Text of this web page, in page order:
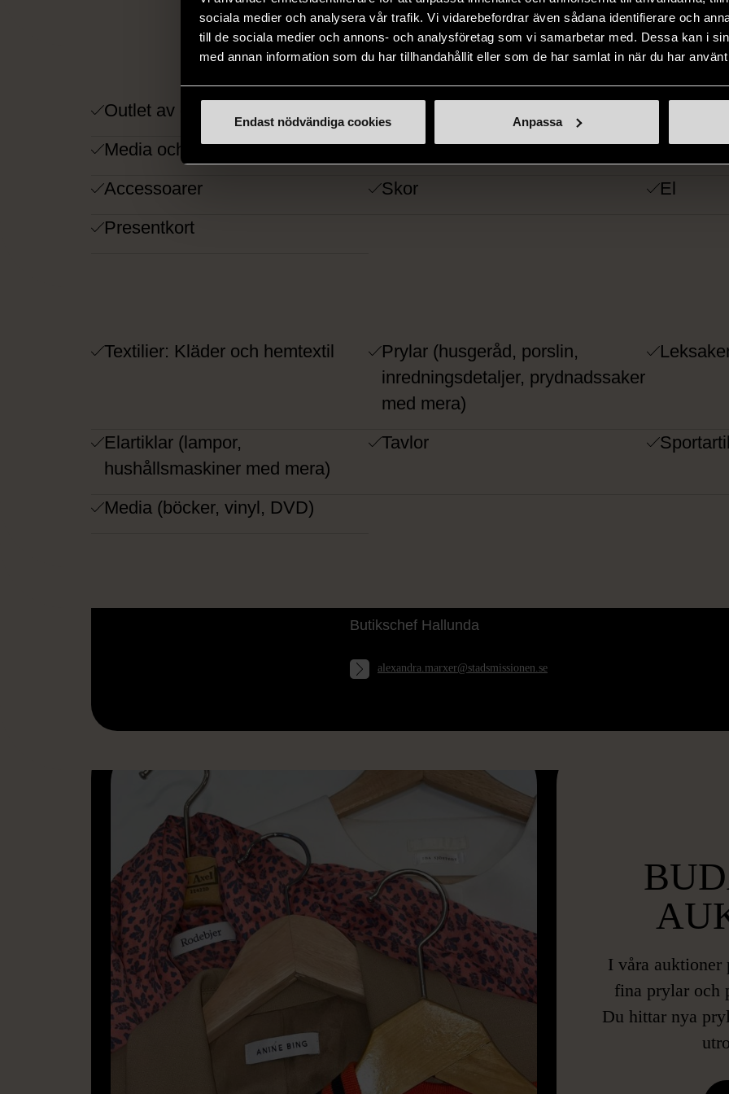
sociala medier och analysera vår trafik. Vi vidarebefordrar även sådana identifierare och
till de sociala medier och annons- och analysföretag som vi samarbetar med. Dessa kan i
med annan information som du har tillhandahållit eller som de har samlat in när du har
Endast nödvändiga cookies Anpassa
HÄR HITTAR
Outlet av dam-, herr-, barnkläder.
Media och böcker
Möbler
Sport
Accessoarer
Skor
El
Presentkort
Textilier: Kläder och hemtextil
Prylar (husgeråd, porslin,
inredningsdetaljer, prydnadssaker
med mera)
Elartiklar (lampor,
hushållsmaskiner med mera)
Tavlor
Media (böcker, vinyl, DVD)
Butikschef Hallunda
alexandra.marxer@stadsmissionen.se
I våra auktioner
fina prylar och
Du hittar nya